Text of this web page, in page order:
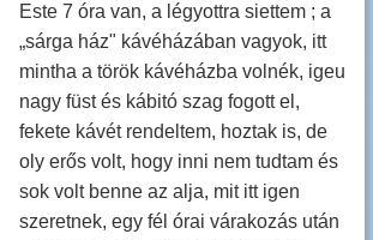
Este 7 óra van, a légyottra siettem ; a
„sárga ház" kávéházában vagyok, itt
mintha a török kávéházba volnék, igeu
nagy füst és kábitó szag fogott el,
fekete kávét rendeltem, hoztak is, de
oly erős volt, hogy inni nem tudtam és
sok volt benne az alja, mit itt igen
szeretnek, egy fél órai várakozás után